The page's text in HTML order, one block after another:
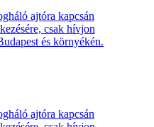
ajtóra kapcsán
csak hívjon
és környékén.
ajtóra kapcsán